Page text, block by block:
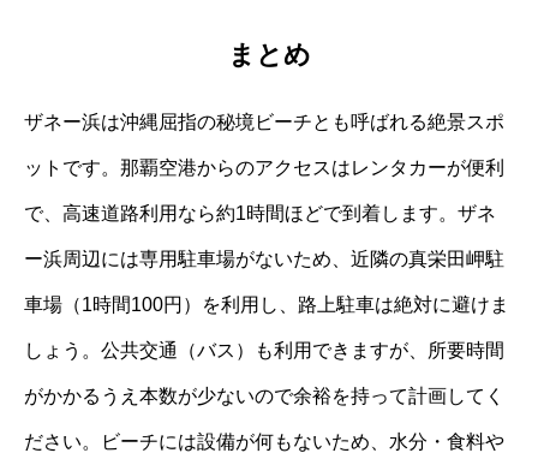
まとめ
ザネー浜は沖縄屈指の秘境ビーチとも呼ばれる絶景スポ
ットです。那覇空港からのアクセスはレンタカーが便利
で、高速道路利用なら約1時間ほどで到着します。ザネ
ー浜周辺には専用駐車場がないため、近隣の真栄田岬駐
車場（1時間100円）を利用し、路上駐車は絶対に避けま
しょう。公共交通（バス）も利用できますが、所要時間
がかかるうえ本数が少ないので余裕を持って計画してく
ださい。ビーチには設備が何もないため、水分・食料や